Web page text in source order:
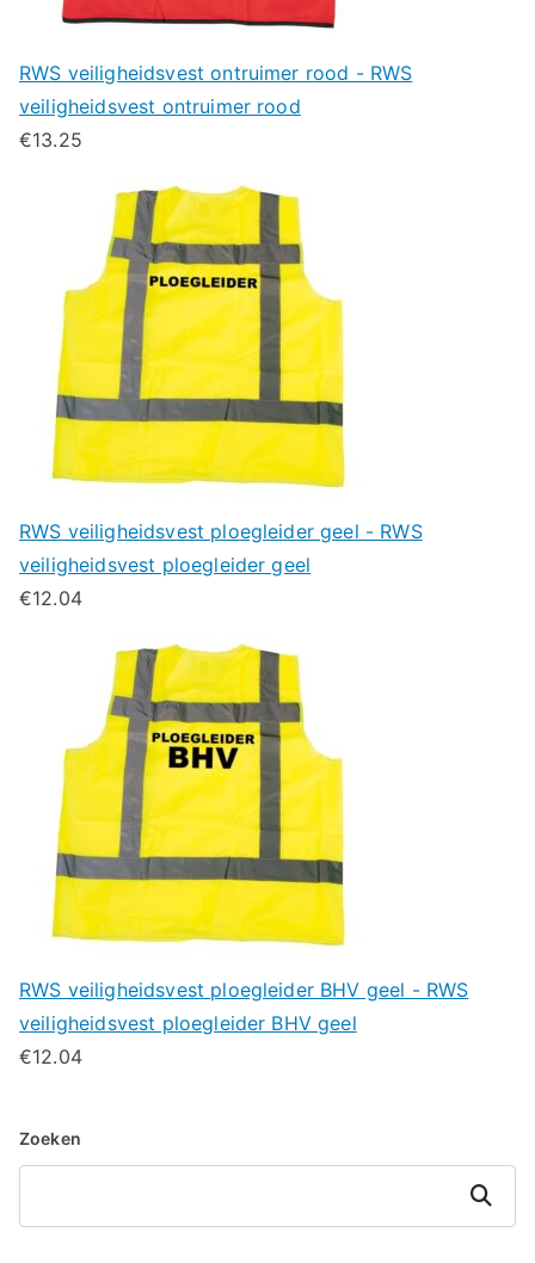
RWS veiligheidsvest ontruimer rood - RWS
veiligheidsvest ontruimer rood
€13.25
RWS veiligheidsvest ploegleider geel - RWS
veiligheidsvest ploegleider geel
€12.04
RWS veiligheidsvest ploegleider BHV geel - RWS
veiligheidsvest ploegleider BHV geel
€12.04
Zoeken
Zoeken